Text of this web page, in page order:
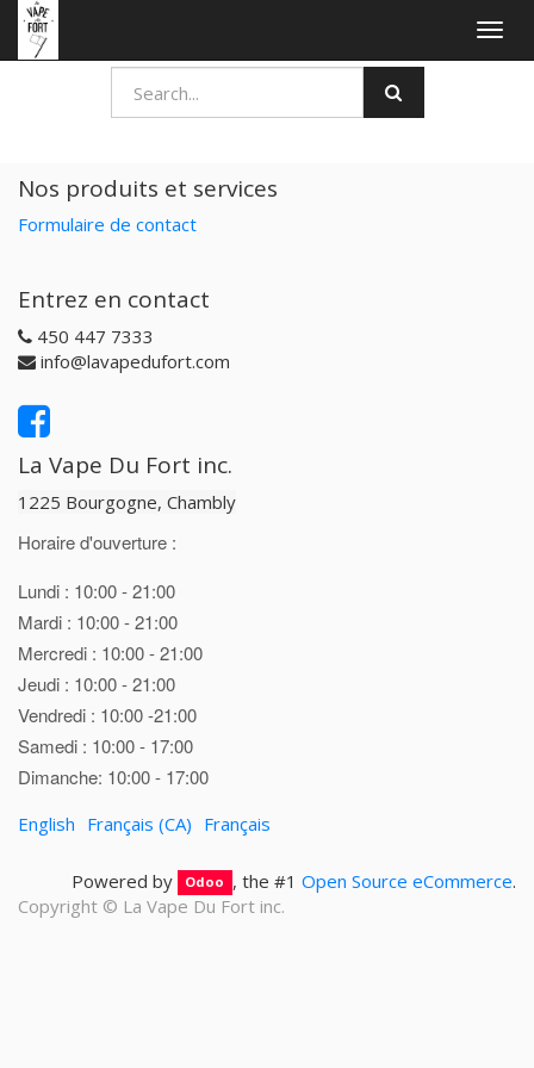
Nos produits et services
Formulaire de contact
Entrez en contact
450 447 7333
info@lavapedufort.com
La Vape Du Fort inc.
1225 Bourgogne, Chambly
Horaire d'ouverture :
Lundi : 10:00 - 21:00
Mardi : 10:00 - 21:00
Mercredi : 10:00 - 21:00
Jeudi : 10:00 - 21:00
Vendredi : 10:00 -21:00
Samedi : 10:00 - 17:00
Dimanche: 10:00 - 17:00
English Français (CA) Français
Powered by Odoo , the #1 Open Source eCommerce.
Copyright © La Vape Du Fort inc.